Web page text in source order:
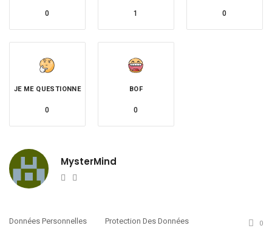
0 1 0
JE ME QUESTIONNE
0
BOF
0
MysterMind
Website
Données Personnelles
Protection Des Données
0